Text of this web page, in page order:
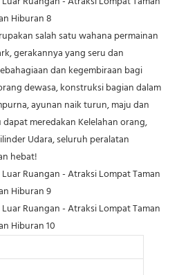
salah satu wahana permainan
gerakannya yang seru dan
dan kegembiraan bagi
dewasa, konstruksi bagian dalam
ayunan naik turun, maju dan
meredakan Kelelahan orang,
Udara, seluruh peralatan
hebat!